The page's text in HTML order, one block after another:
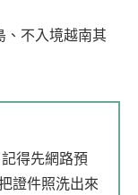
、不入境越南其
得先網路預
證件照洗出來